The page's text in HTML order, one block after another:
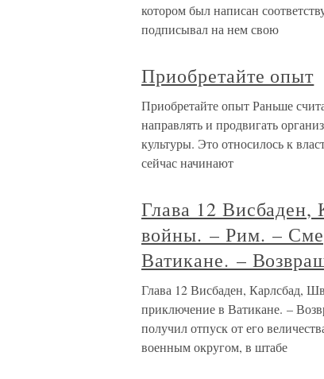
котором был написан
подписывал на нем свою
Приобретайте опыт
Приобретайте опыт Раньше
направлять и продвигать
культуры. Это относилось к
сейчас начинают
Глава 12
войны. – Рим. –
Ватикане. –
Глава 12 Висбаден, Карлсбад,
приключение в Ватикане. –
получил отпуск от его
военным округом, в штабе